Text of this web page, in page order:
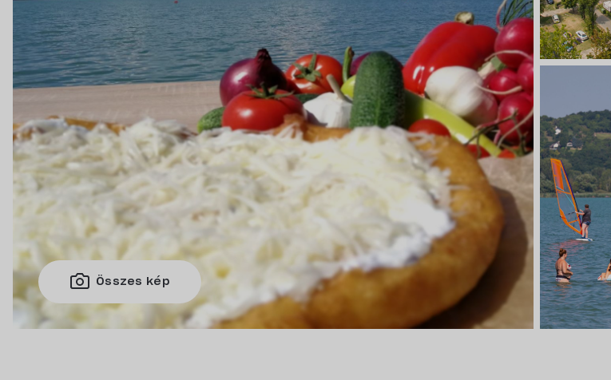
Összes kép